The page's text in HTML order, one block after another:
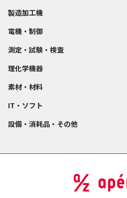
製造加工機
電機・制御
測定・試験・検査
理化学機器
素材・材料
IT・ソフト
設備・消耗品・その他